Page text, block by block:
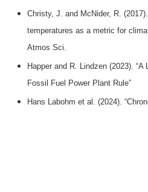
Christy, J. and McNider, R.
temperatures as a metric for
Atmos Sci.
Happer and R. Lindzen (2023).
Fossil Fuel Power Plant Rule”
Hans Labohm et al. (2024).